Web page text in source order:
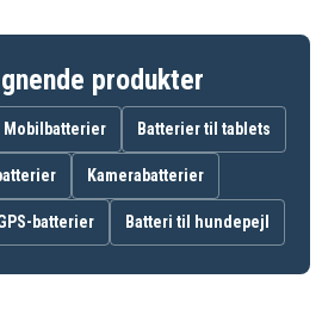
produkter
Mobilbatterier Batterier til tablets
Kamerabatterier
batterier Batteri til hundepejl